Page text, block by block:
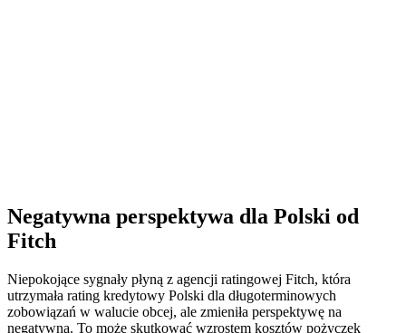
Negatywna perspektywa dla Polski od
Fitch
Niepokojące sygnały płyną z agencji ratingowej Fitch, która
utrzymała rating kredytowy Polski dla długoterminowych
zobowiązań w walucie obcej, ale zmieniła perspektywę na
negatywną. To może skutkować wzrostem kosztów pożyczek